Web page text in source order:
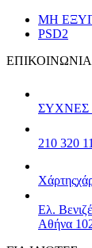
ΜΗ
PSD2
ΕΠΙΚΟΙΝΩΝΙΑ
ΣΥΧΝΕΣ
210 320
Χάρτης
Ελ.
Αθήνα